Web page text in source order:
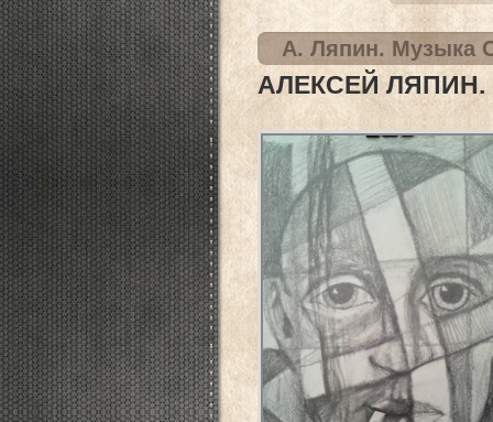
А. Ляпин. Музыка
АЛЕКСЕЙ